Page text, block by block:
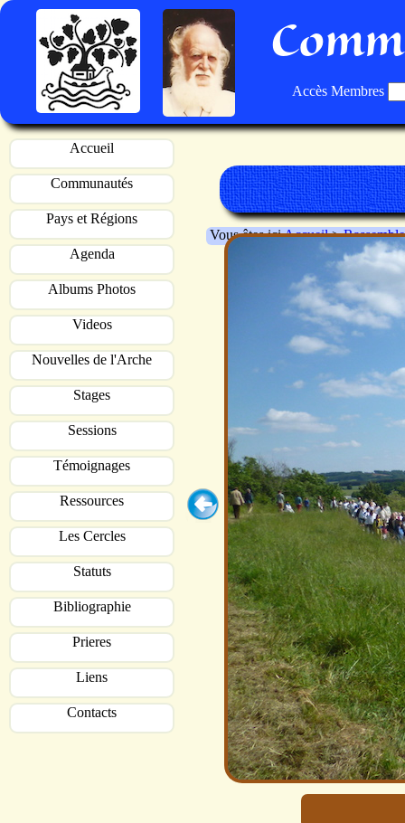
Accès Membres
Accueil
Communautés
Pays et Régions
Agenda
Albums Photos
Videos
Nouvelles de l'Arche
Stages
Sessions
Témoignages
Ressources
Les Cercles
Statuts
Bibliographie
Prieres
Liens
Contacts
Vous êtes iciAccueil>